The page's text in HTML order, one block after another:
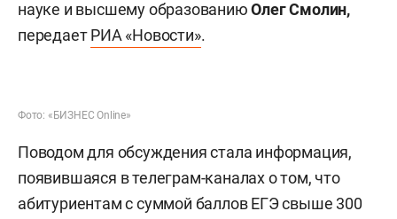
науке и высшему образованиюОлег Смолин,
передаетРИА «Новости».
Фото: «БИЗНЕС Online»
Поводом для обсуждения стала информация,
появившаяся в телеграм-каналах о том, что
абитуриентам с суммой баллов ЕГЭ свыше 300